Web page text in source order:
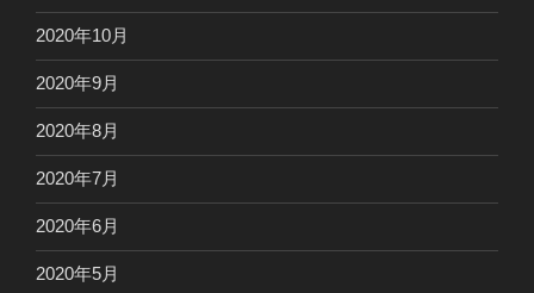
2020年10月
2020年9月
2020年8月
2020年7月
2020年6月
2020年5月